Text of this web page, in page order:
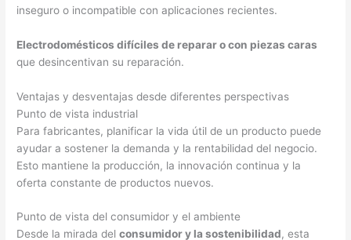
inseguro o incompatible con aplicaciones recientes.
Electrodomésticos difíciles de reparar o con piezas caras
que desincentivan su reparación.
Ventajas y desventajas desde diferentes perspectivas
Punto de vista industrial
Para fabricantes, planificar la vida útil de un producto puede
ayudar a sostener la demanda y la rentabilidad del negocio.
Esto mantiene la producción, la innovación continua y la
oferta constante de productos nuevos.
Punto de vista del consumidor y el ambiente
Desde la mirada delconsumidor y la sostenibilidad, esta